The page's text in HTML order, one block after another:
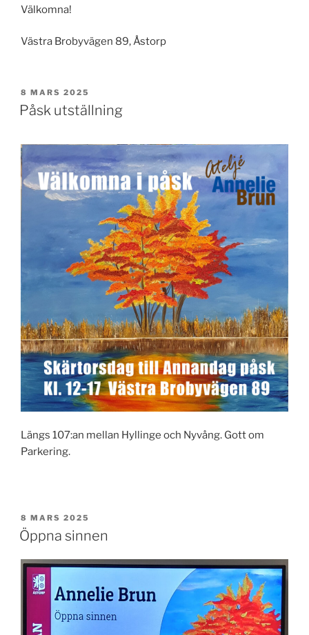
Välkomna!
Västra Brobyvägen 89, Åstorp
PUBLICERAT
8 MARS 2025
Påsk utställning
Längs 107:an mellan Hyllinge och Nyvång. Gott om
Parkering.
PUBLICERAT
8 MARS 2025
Öppna sinnen